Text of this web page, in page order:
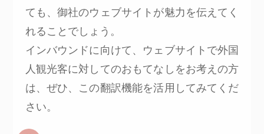
ても、御社のウェブサイトが魅力を伝えてく
れることでしょう。
インバウンドに向けて、ウェブサイトで外国
人観光客に対してのおもてなしをお考えの方
は、ぜひ、この翻訳機能を活用してみてくだ
さい。